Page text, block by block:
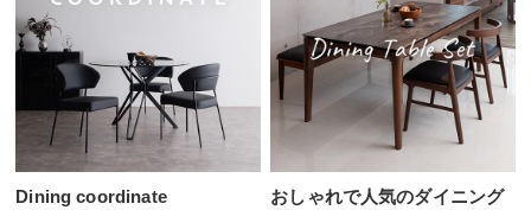
Dining coordinate
おしゃれで人気のダイニング